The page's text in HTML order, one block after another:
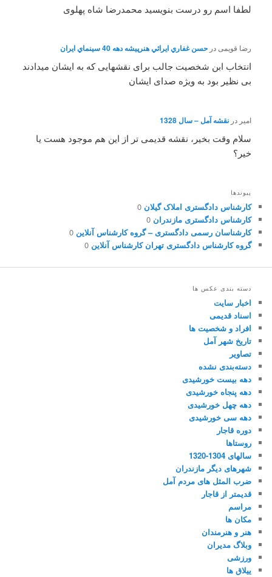
لطفا اسم رو درست بنویسید محمدرضا شاه پهلوی
رضا قویمی درحسن غفاري ايرائي هنرپيشه دهه 40 سينماي ايران
انتخاب ابن شخصیت جالب برای نقشهایی که به ایشان میدادند
بی نظیر بود به ویژه صدای ایشان
امیر درنقشه آمل – سال 1328
سلام وقت بخیر، نقشه قدیمی تر از این هم موجود هست یا
خیر؟
پیوندها
کارشناس دادگستری املاک گیلان 0
کارشناس دادگستری مازندران 0
کارشناسان رسمی دادگستری – گروه کارشناس آنلاین 0
گروه کارشناس دادگستری تهران کارشناس آنلاین 0
دسته بندی عکس ها
اخبار سایت
اسناد قدیمی
افراد و شخصیت ها
تاریخ شهر آمل
تصاویر
دسته‌بندی نشده
دهه بیست خورشیدی
دهه پنجاه خورشیدی
دهه چهل خورشیدی
دهه سی خورشیدی
دوره قاجار
روستاها
سالهای 1304-1320
شهرهای دیگر مازندران
ضرب المثل های مردم آمل
قدیمتر از قاجار
مراسم
مکان ها
هنر و هنرمندان
وبلاگ مدیران
ورزشی
ییلاق ها